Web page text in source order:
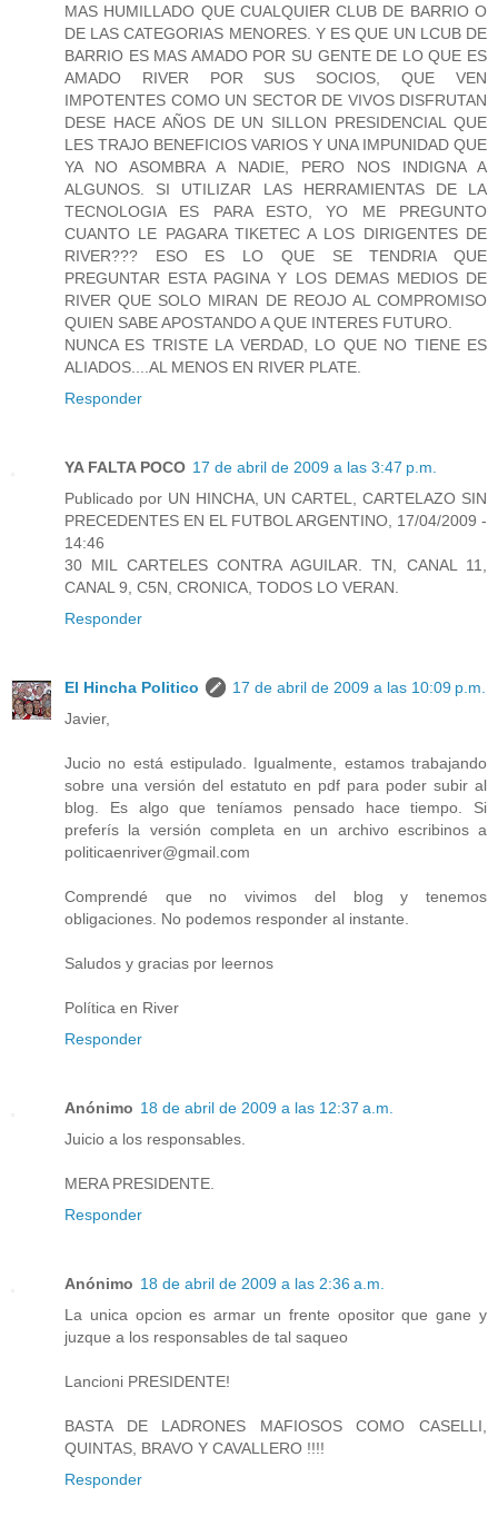
MAS HUMILLADO QUE CUALQUIER CLUB DE BARRIO O
DE LAS CATEGORIAS MENORES. Y ES QUE UN LCUB DE
BARRIO ES MAS AMADO POR SU GENTE DE LO QUE ES
AMADO RIVER POR SUS SOCIOS, QUE VEN
IMPOTENTES COMO UN SECTOR DE VIVOS DISFRUTAN
DESE HACE AÑOS DE UN SILLON PRESIDENCIAL QUE
LES TRAJO BENEFICIOS VARIOS Y UNA IMPUNIDAD QUE
YA NO ASOMBRA A NADIE, PERO NOS INDIGNA A
ALGUNOS. SI UTILIZAR LAS HERRAMIENTAS DE LA
TECNOLOGIA ES PARA ESTO, YO ME PREGUNTO
CUANTO LE PAGARA TIKETEC A LOS DIRIGENTES DE
RIVER??? ESO ES LO QUE SE TENDRIA QUE
PREGUNTAR ESTA PAGINA Y LOS DEMAS MEDIOS DE
RIVER QUE SOLO MIRAN DE REOJO AL COMPROMISO
QUIEN SABE APOSTANDO A QUE INTERES FUTURO.
NUNCA ES TRISTE LA VERDAD, LO QUE NO TIENE ES
ALIADOS....AL MENOS EN RIVER PLATE.
Responder
YA FALTA POCO 17 de abril de 2009 a las 3:47 p.m.
Publicado por UN HINCHA, UN CARTEL, CARTELAZO SIN
PRECEDENTES EN EL FUTBOL ARGENTINO, 17/04/2009 -
14:46
30 MIL CARTELES CONTRA AGUILAR. TN, CANAL 11,
CANAL 9, C5N, CRONICA, TODOS LO VERAN.
Responder
El Hincha Politico
17 de abril de 2009 a las 10:09 p.m.
Javier,
Jucio no está estipulado. Igualmente, estamos trabajando
sobre una versión del estatuto en pdf para poder subir al
blog. Es algo que teníamos pensado hace tiempo. Si
preferís la versión completa en un archivo escribinos a
politicaenriver@gmail.com
Comprendé que no vivimos del blog y tenemos
obligaciones. No podemos responder al instante.
Saludos y gracias por leernos
Política en River
Responder
Anónimo 18 de abril de 2009 a las 12:37 a.m.
Juicio a los responsables.
MERA PRESIDENTE.
Responder
Anónimo 18 de abril de 2009 a las 2:36 a.m.
La unica opcion es armar un frente opositor que gane y
juzque a los responsables de tal saqueo
Lancioni PRESIDENTE!
BASTA DE LADRONES MAFIOSOS COMO CASELLI,
QUINTAS, BRAVO Y CAVALLERO !!!!
Responder